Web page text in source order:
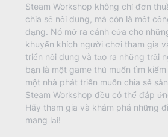
Steam Workshop không chỉ đơn
chia sẻ nội dung, mà còn là một
dạng. Nó mở ra cánh cửa cho
khuyến khích người chơi tham gia
triển nội dung và tạo ra những trải
bạn là một game thủ muốn tìm
một nhà phát triển muốn chia sẻ
Steam Workshop đều có thể đáp
Hãy tham gia và khám phá những
mang lại!